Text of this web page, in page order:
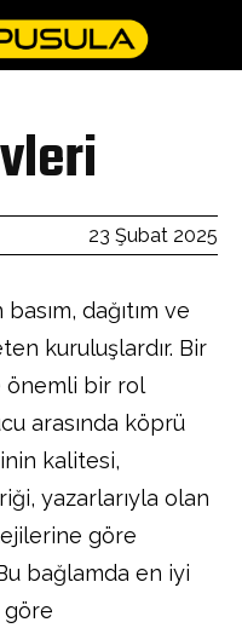
23 Şubat 2025
dağıtım ve
kuruluşlardır. Bir
önemli bir rol
arasında köprü
kalitesi,
yazarlarıyla olan
göre
bağlamda en iyi
göre